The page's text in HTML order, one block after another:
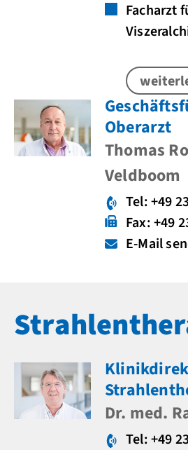
Facharzt
Oberarzt
Thomas
Veldboom
Tel: +49
Fax: +49
E-Mail
Dr. med.
Tel: +49